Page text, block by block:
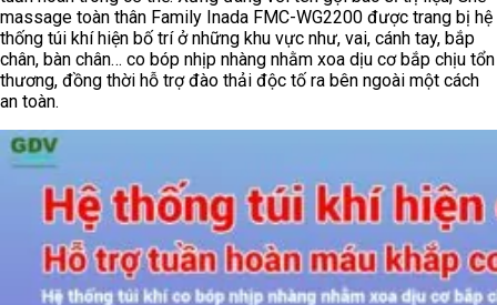
massage toàn thân Family Inada FMC-WG2200 được trang bị hệ
thống túi khí hiện bố trí ở những khu vực như, vai, cánh tay, bắp
chân, bàn chân… co bóp nhịp nhàng nhằm xoa dịu cơ bắp chịu tổn
thương, đồng thời hỗ trợ đào thải độc tố ra bên ngoài một cách
an toàn.